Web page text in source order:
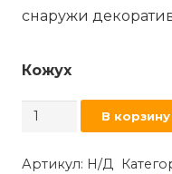
снаружи
Кожух
Количество
Экономайзер
В корзину
Артикул: Н/Д